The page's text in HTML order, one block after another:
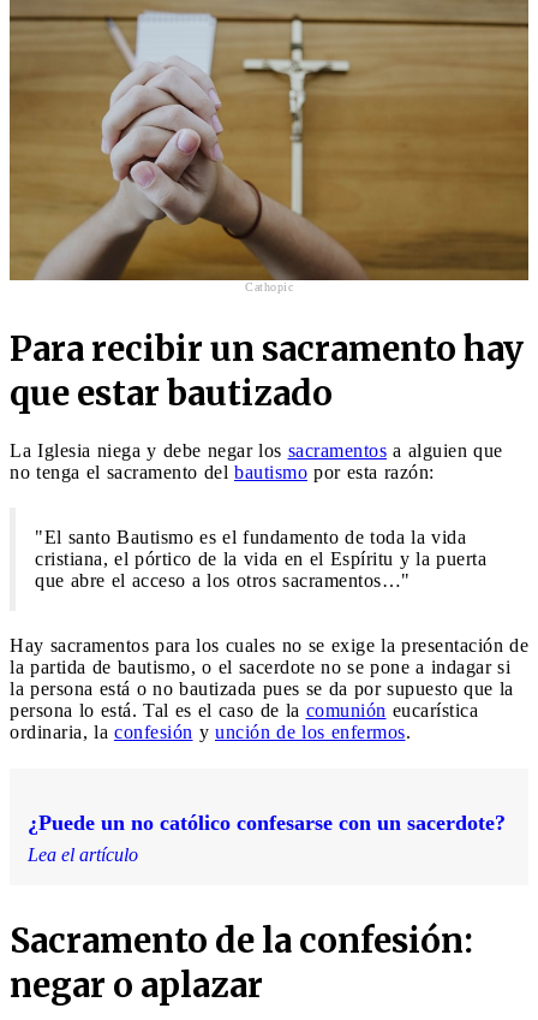
Cathopic
Para recibir un sacramento hay
que estar bautizado
La Iglesia niega y debe negar los sacramentos a alguien que
no tenga el sacramento del bautismo por esta razón:
"El santo Bautismo es el fundamento de toda la vida
cristiana, el pórtico de la vida en el Espíritu y la puerta
que abre el acceso a los otros sacramentos…"
Hay sacramentos para los cuales no se exige la presentación de
la partida de bautismo, o el sacerdote no se pone a indagar si
la persona está o no bautizada pues se da por supuesto que la
persona lo está. Tal es el caso de la comunión eucarística
ordinaria, la confesión y unción de los enfermos.
¿Puede un no católico confesarse con un sacerdote?
Lea el artículo
Sacramento de la confesión:
negar o aplazar